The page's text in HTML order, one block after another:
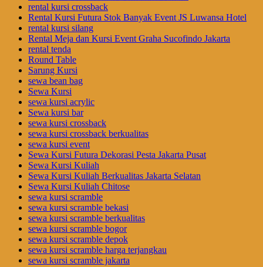
rental kursi crossback
Rental Kursi Futura Stok Banyak Event JS Luwansa Hotel
rental kursi silang
Rental Meja dan Kursi Event Graha Sucofindo Jakarta
rental tenda
Round Table
Sarung Kursi
sewa bean bag
Sewa Kursi
sewa kursi acrylic
Sewa kursi bar
sewa kursi crossback
sewa kursi crossback berkualitas
sewa kursi event
Sewa Kursi Futura Dekorasi Pesta Jakarta Pusat
Sewa Kursi Kuliah
Sewa Kursi Kuliah Berkualitas Jakarta Selatan
Sewa Kursi Kuliah Chitose
sewa kursi scramble
sewa kursi scramble bekasi
sewa kursi scramble berkualitas
sewa kursi scramble bogor
sewa kursi scramble depok
sewa kursi scramble harga terjangkau
sewa kursi scramble jakarta